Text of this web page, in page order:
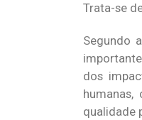
Trata-se
Segundo
dos
qualidade